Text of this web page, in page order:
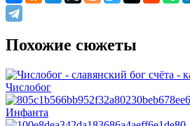
Похожие сюжеты
Числобог
Инфанта